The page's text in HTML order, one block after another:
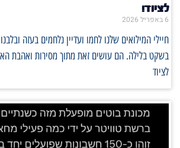
לציוד!
6 באפריל 2026
חיילי המילואים שלנו לחמו ועדיין נלחמים בעזה
בשקט בלילה. הם עושים זאת מתוך מסירות ואהבת
לציוד